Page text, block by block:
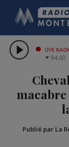
LIVE
94.60
Publié par La